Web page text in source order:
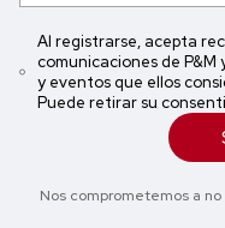
Al registrarse, acepta
comunicaciones de P&M
y eventos que ellos
Puede retirar su
Nos comprometemos a